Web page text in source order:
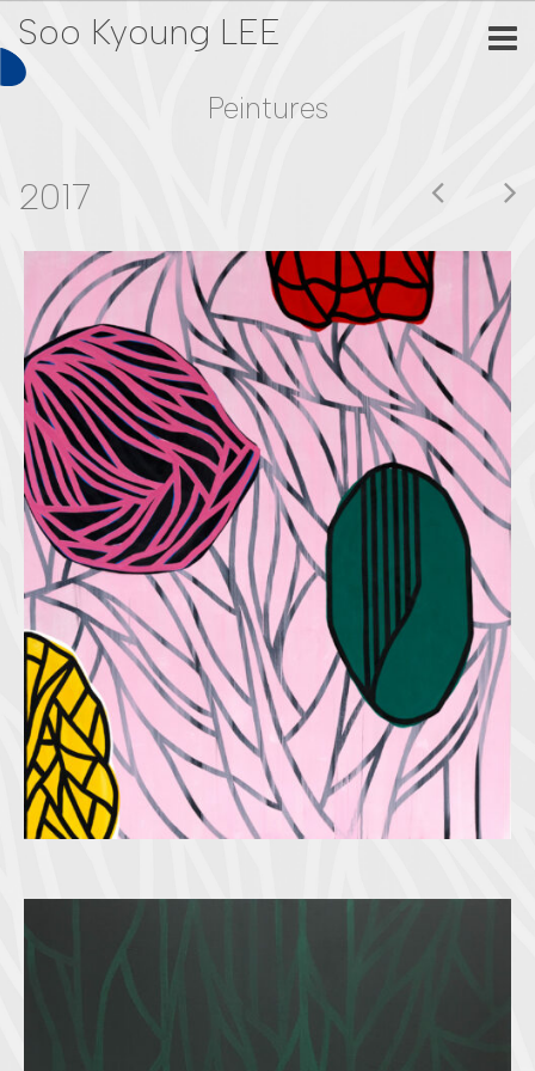
Soo Kyoung LEE
Peintures
2017